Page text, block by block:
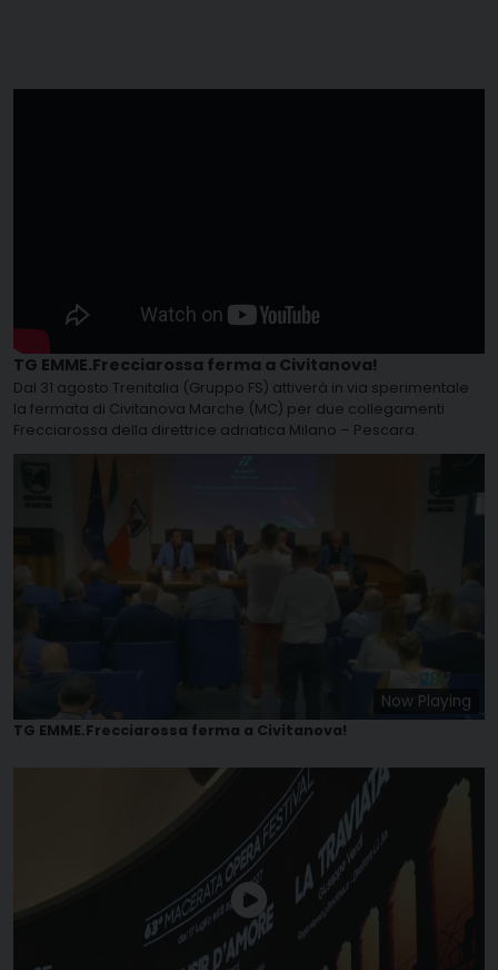
TG EMME.Frecciarossa ferma a Civitanova!
Dal 31 agosto Trenitalia (Gruppo FS) attiverà in via sperimentale
la fermata di Civitanova Marche (MC) per due collegamenti
Frecciarossa della direttrice adriatica Milano – Pescara.
Now Playing
TG EMME.Frecciarossa ferma a Civitanova!